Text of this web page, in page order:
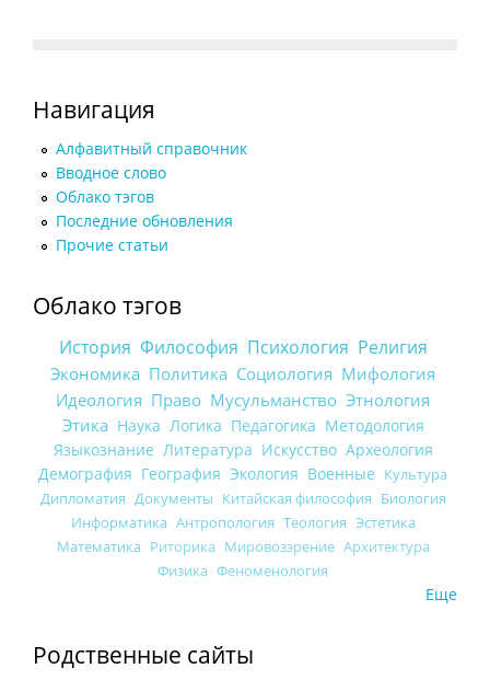
Навигация
Алфавитный справочник
Вводное слово
Облако тэгов
Последние обновления
Прочие статьи
Облако тэгов
История Философия Психология Религия
Экономика Политика Социология Мифология
Идеология Право Мусульманство Этнология
Этика Наука Логика Педагогика Методология
Языкознание Литература Искусство Археология
Демография География Экология Военные Культура
Дипломатия Документы Китайская философия Биология
Информатика Антропология Теология Эстетика
Математика Риторика Мировоззрение Архитектура
Физика Феноменология
Еще
Родственные сайты